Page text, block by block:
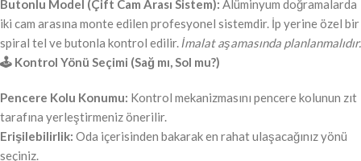
Butonlu Model (Çift Cam Arası Sistem): Alüminyum doğramalarda
iki cam arasına monte edilen profesyonel sistemdir. İp yerine özel bir
spiral tel ve butonla kontrol edilir. İmalat aşamasında planlanmalıdır.
🕹️ Kontrol Yönü Seçimi (Sağ mı, Sol mu?)
Pencere Kolu Konumu: Kontrol mekanizmasını pencere kolunun zıt
tarafına yerleştirmeniz önerilir.
Erişilebilirlik: Oda içerisinden bakarak en rahat ulaşacağınız yönü
seçiniz.